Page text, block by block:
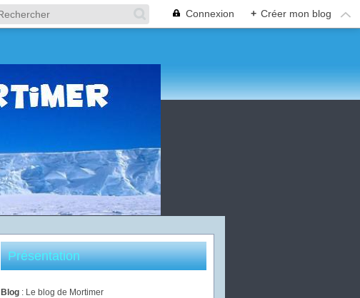
Connexion + Créer mon blog
Présentation
Blog : Le blog de Mortimer